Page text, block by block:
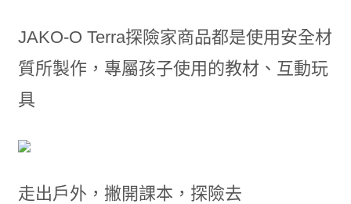
JAKO-O Terra探險家商品都是使用安全材
質所製作，專屬孩子使用的教材、互動玩
具
走出戶外，撇開課本，探險去